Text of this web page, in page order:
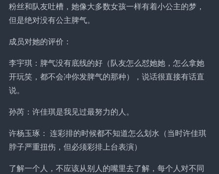
粉丝和队友吐槽，她像大多数女孩一样有着小公主的梦，
但是绝对没有公主脾气。
成员对她的评价：
李宇琪：脾气没有底线的好（队友怎么怼她她，怎么拿她
开玩笑，都不会冲你发脾气的那种），说话很直接有话直
说。
孙芮：许佳琪是我见过最努力的人。
许杨玉琢： 连彩排的时候都不知道怎么划水（当时许佳琪
脖子严重扭伤，但必须彩排上台表演）
了解一个人，不应该从别人的嘴里去了解，每个人对不同